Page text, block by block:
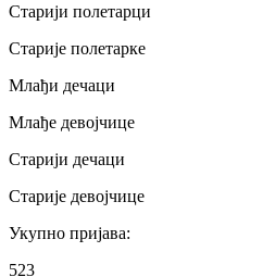
Старији полетарци
Старије полетарке
Млађи дечаци
Млађе девојчице
Старији дечаци
Старије девојчице
Укупно пријава:
523